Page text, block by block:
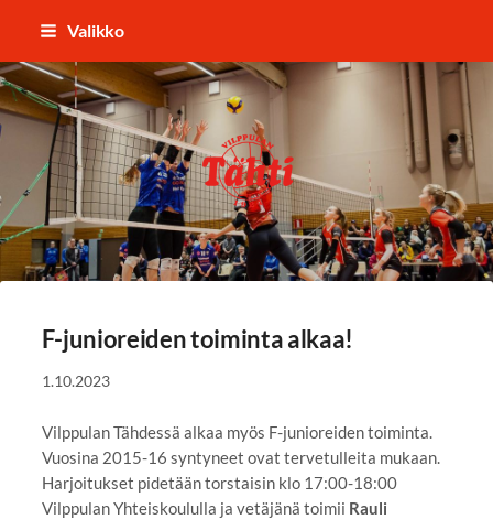
Siirry
sisältöön
Valikko
Vilppulan Tähti ry
F-junioreiden toiminta alkaa!
1.10.2023
Vilppulan Tähdessä alkaa myös F-junioreiden toiminta.
Vuosina 2015-16 syntyneet ovat tervetulleita mukaan.
Harjoitukset pidetään torstaisin klo 17:00-18:00
Vilppulan Yhteiskoululla ja vetäjänä toimii Rauli